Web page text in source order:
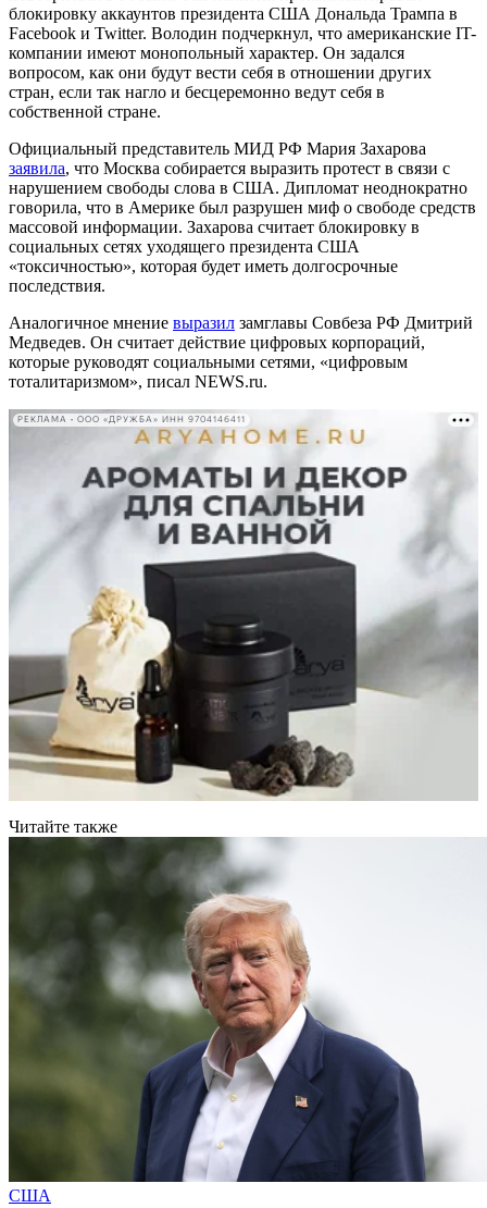
блокировку аккаунтов президента США Дональда Трампа в
Facebook и Twitter. Володин подчеркнул, что американские IT-
компании имеют монопольный характер. Он задался
вопросом, как они будут вести себя в отношении других
стран, если так нагло и бесцеремонно ведут себя в
собственной стране.
Официальный представитель МИД РФ Мария Захарова
заявила, что Москва собирается выразить протест в связи с
нарушением свободы слова в США. Дипломат неоднократно
говорила, что в Америке был разрушен миф о свободе средств
массовой информации. Захарова считает блокировку в
социальных сетях уходящего президента США
«токсичностью», которая будет иметь долгосрочные
последствия.
Аналогичное мнение выразил замглавы Совбеза РФ Дмитрий
Медведев. Он считает действие цифровых корпораций,
которые руководят социальными сетями, «цифровым
тоталитаризмом», писал NEWS.ru.
РЕКЛАМА • ООО «ДРУЖБА» ИНН 9704146411
Читайте также
США